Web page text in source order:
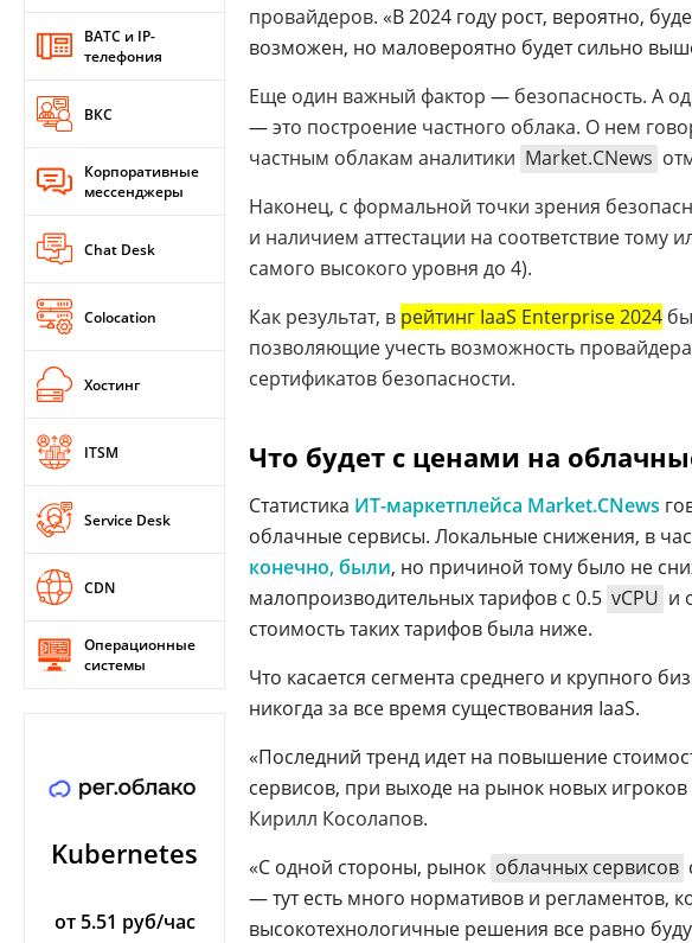
ВАТС и IP-
телефония
ВКС
Корпоративные
мессенджеры
Chat Desk
Colocation
Хостинг
ITSM
Service Desk
CDN
Операционные
системы
Kubernetes
от 5.51 руб/час
провайдеров. «В 2024 году рост, вероятно,
возможен, но маловероятно будет сильно
Еще один важный фактор — безопасность. А
—это построение частного облака. О нем
частным облакам аналитики Market.CNews
Наконец, с формальной точки зрения
и наличием аттестации на соответствие
самого высокого уровня до 4).
Как результат, в рейтинг IaaS Enterprise 2024
позволяющие учесть возможность
сертификатов безопасности.
Что будет с ценами на
Статистика ИТ-маркетплейса Market.CNews
облачные сервисы. Локальные снижения, в
конечно, были, но причиной тому было не
малопроизводительных тарифов с 0.5 vCPU и
стоимость таких тарифов была ниже.
Что касается сегмента среднего и крупного
никогда за все время существования IaaS.
«Последний тренд идет на повышение
сервисов, при выходе на рынок новых
Кирилл Косолапов.
«С одной стороны, рынок облачных сервисов
— тут есть много нормативов и регламентов,
высокотехнологичные решения все равно